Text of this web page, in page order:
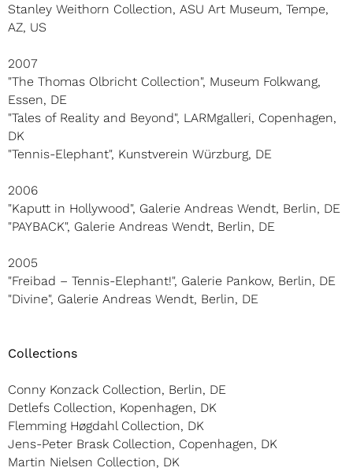
Stanley Weithorn Collection, ASU Art Museum, Tempe,
AZ, US
2007
"The Thomas Olbricht Collection", Museum Folkwang,
Essen, DE
"Tales of Reality and Beyond", LARMgalleri, Copenhagen,
DK
"Tennis-Elephant", Kunstverein Würzburg, DE
2006
"Kaputt in Hollywood", Galerie Andreas Wendt, Berlin, DE
"PAYBACK", Galerie Andreas Wendt, Berlin, DE
2005
"Freibad – Tennis-Elephant!", Galerie Pankow, Berlin, DE
"Divine", Galerie Andreas Wendt, Berlin, DE
Collections
Conny Konzack Collection, Berlin, DE
Detlefs Collection, Kopenhagen, DK
Flemming Høgdahl Collection, DK
Jens-Peter Brask Collection, Copenhagen, DK
Martin Nielsen Collection, DK